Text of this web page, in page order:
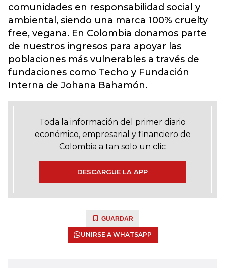
comunidades en responsabilidad social y
ambiental, siendo una marca 100% cruelty
free, vegana. En Colombia donamos parte
de nuestros ingresos para apoyar las
poblaciones más vulnerables a través de
fundaciones como Techo y Fundación
Interna de Johana Bahamón.
Toda la información del primer diario
económico, empresarial y financiero de
Colombia a tan solo un clic
DESCARGUE LA APP
GUARDAR
UNIRSE A WHATSAPP